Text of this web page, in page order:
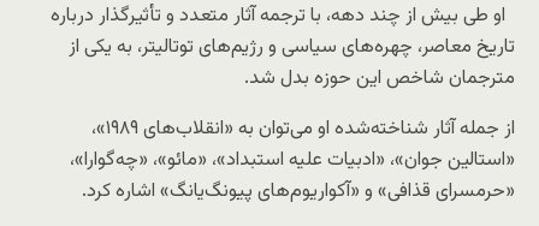
او طی بیش از چند دهه، با ترجمه آثار متعدد و تأثیرگذار درباره
تاریخ معاصر، چهره‌های سیاسی و رژیم‌های توتالیتر، به یکی از
مترجمان شاخص این حوزه بدل شد.
از جمله آثار شناخته‌شده او می‌توان به «انقلاب‌های ۱۹۸۹»،
«استالین جوان»، «ادبیات علیه استبداد»، «مائو»، «چه‌گوارا»،
«حرمسرای قذافی» و «آکواریوم‌های پیونگ‌یانگ» اشاره کرد.